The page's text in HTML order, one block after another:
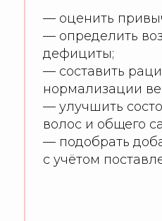
— оценить
— определить
дефициты;
— составить
нормализации
— улучшить
волос и общего
— подобрать
с учётом